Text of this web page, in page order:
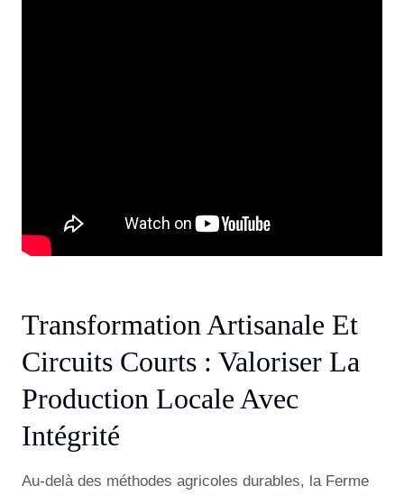
Transformation Artisanale Et
Circuits Courts : Valoriser La
Production Locale Avec
Intégrité
Au-delà des méthodes agricoles durables, la Ferme